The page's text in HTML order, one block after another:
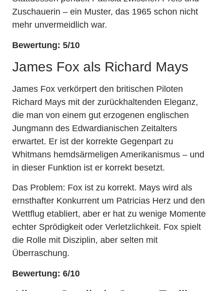
Zuschauerin – ein Muster, das 1965 schon nicht
mehr unvermeidlich war.
Bewertung: 5/10
James Fox als Richard Mays
James Fox verkörpert den britischen Piloten
Richard Mays mit der zurückhaltenden Eleganz,
die man von einem gut erzogenen englischen
Jungmann des Edwardianischen Zeitalters
erwartet. Er ist der korrekte Gegenpart zu
Whitmans hemdsärmeligen Amerikanismus – und
in dieser Funktion ist er korrekt besetzt.
Das Problem: Fox ist zu korrekt. Mays wird als
ernsthafter Konkurrent um Patricias Herz und den
Wettflug etabliert, aber er hat zu wenige Momente
echter Sprödigkeit oder Verletzlichkeit. Fox spielt
die Rolle mit Disziplin, aber selten mit
Überraschung.
Bewertung: 6/10